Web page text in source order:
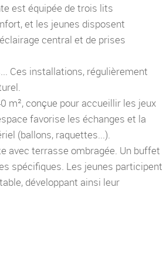
est équipée de trois lits
et les jeunes disposent
central et de prises
Ces installations, régulièrement
m², conçue pour accueillir les jeux
favorise les échanges et la
(ballons, raquettes...).
avec terrasse ombragée. Un buffet
spécifiques. Les jeunes participent
développant ainsi leur